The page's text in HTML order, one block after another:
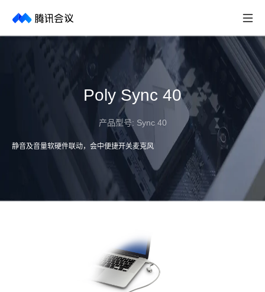
取消
Poly Sync 40
产品型号: Sync 40
静音及音量软硬件联动，会中便捷开关麦克风